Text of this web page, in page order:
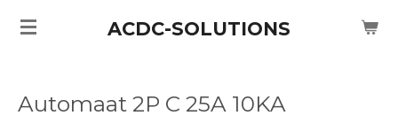
Ga
hoofdinhoud
ACDC-SOLUTIONS
Automaat 2P C 25A 10KA